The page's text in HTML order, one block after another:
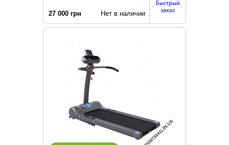
27 000 грн Нет в наличии
Быстрый
заказ